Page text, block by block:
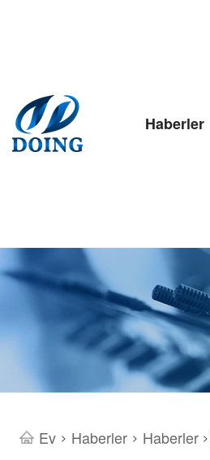
Haberler
Ev> Haberler> Haberler >